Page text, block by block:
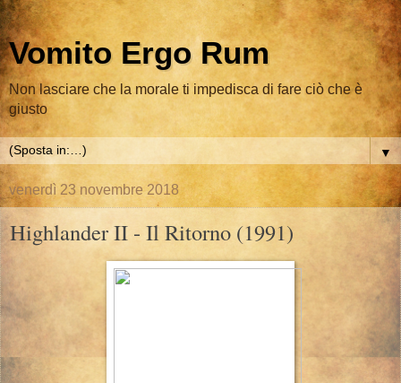
Vomito Ergo Rum
Non lasciare che la morale ti impedisca di fare ciò che è
giusto
▼
venerdì 23 novembre 2018
Highlander II - Il Ritorno (1991)